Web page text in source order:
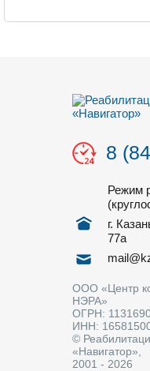
8
Режим
г.
77a
ООО «Центр
НЭРА»
ОГРН:
ИНН:
©
«Навигатор»,
2001 - 2026